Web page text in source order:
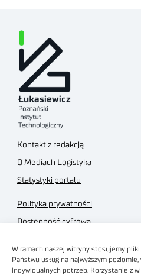
W ramach naszej witryny stosujemy
Państwu usług na najwyższym
indywidualnych potrzeb. Korzystanie z
Kontakt z redakcją
O Mediach Logistyka
Statystyki portalu
Polityka prywatności
Dostępność cyfrowa
Regulamin sklepu